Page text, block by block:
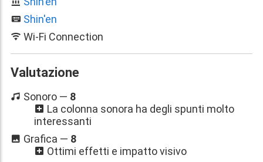
Shin'en
Wi-Fi Connection
Valutazione
Sonoro — 8
La colonna sonora ha degli spunti molto
interessanti
Grafica — 8
Ottimi effetti e impatto visivo